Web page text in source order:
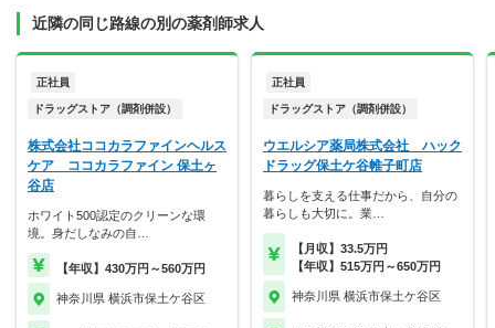
近隣の同じ路線の別の薬剤師求人
正社員
ドラッグストア（調剤併設）
株式会社ココカラファインヘルス
ケア ココカラファイン 保土ヶ
谷店
ホワイト500認定のクリーンな環
境。身だしなみの自…
【年収】430万円～560万円
神奈川県 横浜市保土ケ谷区
正社員
ドラッグストア（調剤併設）
ウエルシア薬局株式会社 ハック
ドラッグ保土ケ谷帷子町店
暮らしを支える仕事だから、自分の
暮らしも大切に。業…
【月収】33.5万円
【年収】515万円～650万円
神奈川県 横浜市保土ケ谷区